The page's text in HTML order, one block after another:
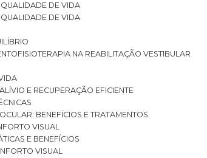
QUALIDADE DE VIDA
QUALIDADE DE VIDA
FISIOTERAPIA NA REABILITAÇÃO VESTIBULAR
E RECUPERAÇÃO EFICIENTE
OCULAR: BENEFÍCIOS E TRATAMENTOS
VISUAL
E BENEFÍCIOS
VISUAL